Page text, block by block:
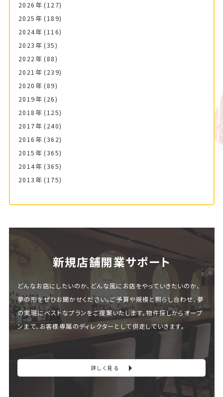
2026年 (127)
2025年 (189)
2024年 (116)
2023年 (35)
2022年 (88)
2021年 (239)
2020年 (89)
2019年 (26)
2018年 (125)
2017年 (240)
2016年 (362)
2015年 (365)
2014年 (365)
2013年 (175)
新規店舗開業サポート
どんなお店にしたいのか、どんな風にお店をやっていきたいのか、
夢の形をぜひお聞かせください。ご予算や規模と照らし合わせ、夢
の実現にベストなプランをご提案いたします。物件探しからオープ
ンまで、お客様専属のディレクターとして併走していきます。
詳しく見る